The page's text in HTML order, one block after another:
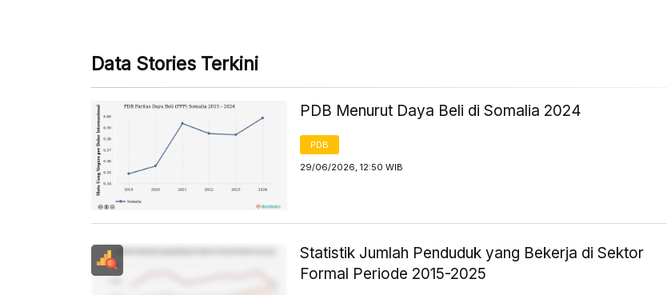
Data Stories Terkini
PDB Menurut Daya Beli di Somalia 2024
PDB
29/06/2026, 12:50 WIB
Statistik Jumlah Penduduk yang Bekerja di Sektor
Formal Periode 2015-2025